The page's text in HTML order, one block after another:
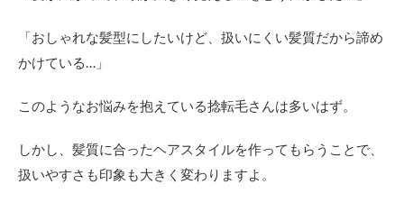
「おしゃれな髪型にしたいけど、扱いにくい髪質だから諦め
かけている…」
このようなお悩みを抱えている捻転毛さんは多いはず。
しかし、髪質に合ったヘアスタイルを作ってもらうことで、
扱いやすさも印象も大きく変わりますよ。